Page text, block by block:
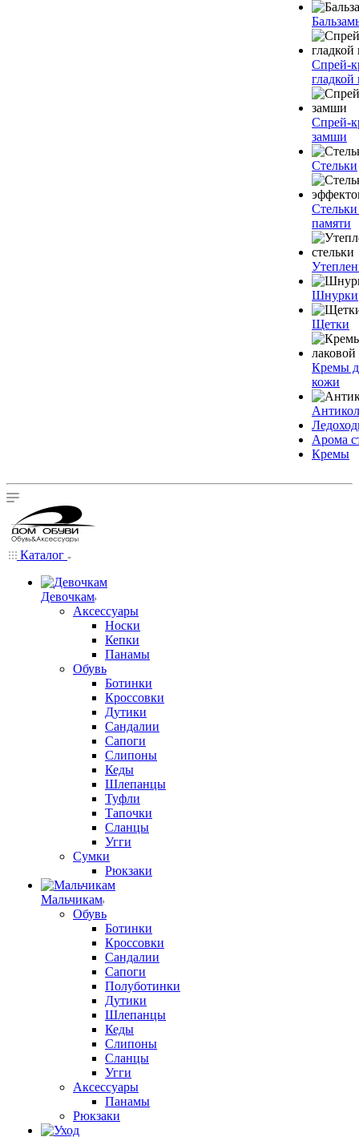
Спрей-
Спрей-
замши
Стельки
памяти
Шнурки
Щетки
Кремы
кожи
Арома
Кремы
Каталог
Девочкам
Аксессуары
Носки
Кепки
Панамы
Обувь
Ботинки
Кроссовки
Дутики
Сандалии
Сапоги
Слипоны
Кеды
Шлепанцы
Туфли
Тапочки
Сланцы
Угги
Сумки
Рюкзаки
Мальчикам
Обувь
Ботинки
Кроссовки
Сандалии
Сапоги
Полуботинки
Дутики
Шлепанцы
Кеды
Слипоны
Сланцы
Угги
Аксессуары
Панамы
Рюкзаки